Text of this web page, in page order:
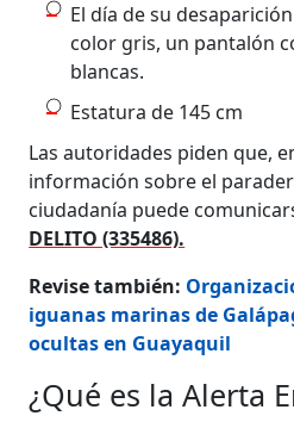
El día de su
color gris, un pantalón
blancas.
Estatura de 145 cm
Las autoridades piden que,
información sobre el
ciudadanía puede
DELITO (335486).
Revise también:
iguanas marinas de
ocultas en Guayaquil
¿Qué es la Alerta